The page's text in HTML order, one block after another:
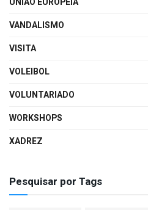
VANDALISMO
VISITA
VOLEIBOL
VOLUNTARIADO
WORKSHOPS
XADREZ
Pesquisar por Tags